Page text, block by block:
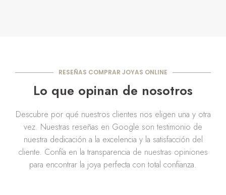
RESEÑAS COMPRAR JOYAS ONLINE
Lo que opinan de nosotros
Descubre por qué nuestros clientes nos eligen una y otra
vez. Nuestras reseñas en Google son testimonio de
nuestra dedicación a la excelencia y la satisfacción del
cliente. Confía en la transparencia de nuestras opiniones
para encontrar la joya perfecta con total confianza.